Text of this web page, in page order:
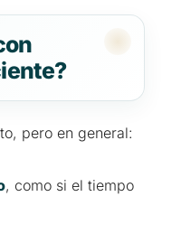
pero en general:
, como si el tiempo